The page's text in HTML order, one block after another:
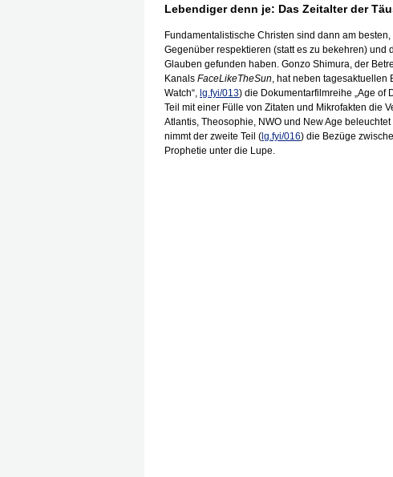
Lebendiger denn je: Das Zeitalter der
Fundamentalistische Christen sind dann am
Gegenüber respektieren (statt es zu bekehren)
Glauben gefunden haben. Gonzo Shimura, der
Kanals FaceLikeTheSun, hat neben tagesaktuellen
Watch“, lg.fyi/013) die Dokumentarfilmreihe „Age of
Teil mit einer Fülle von Zitaten und Mikrofakten die
Atlantis, Theosophie, NWO und New Age beleuchtet
nimmt der zweite Teil ( lg.fyi/016) die Bezüge
Prophetie unter die Lupe.